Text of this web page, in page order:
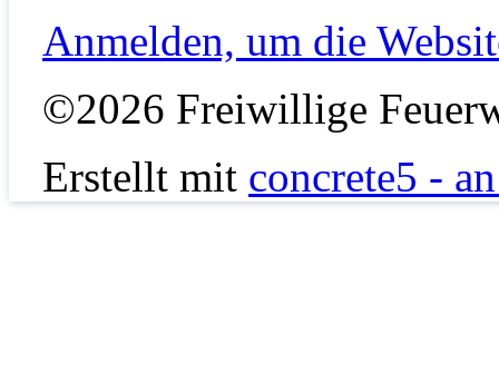
Anmelden, um die
©2026 Freiwillige
Erstellt mit concrete5 -